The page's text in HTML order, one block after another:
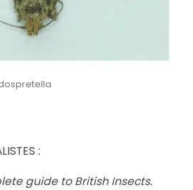
:
guide to British Insects.